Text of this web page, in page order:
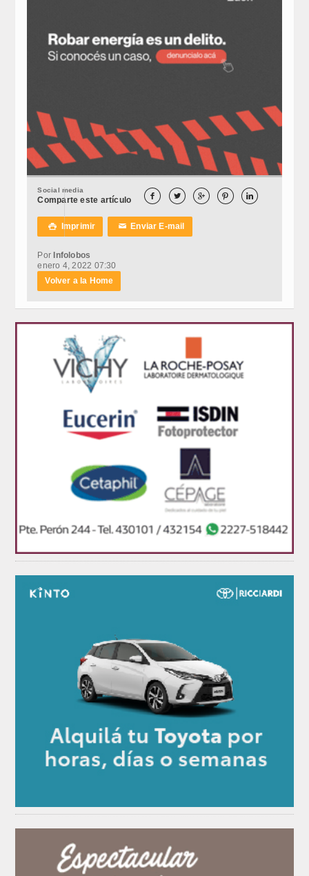
Social media
Comparte este artículo     
 Imprimir ✉Enviar E-mail
Por Infolobos
enero 4, 2022 07:30
Volver a la Home